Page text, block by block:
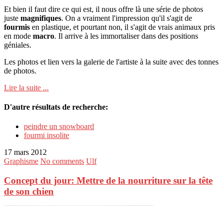
Et bien il faut dire ce qui est, il nous offre là une série de photos
juste magnifiques. On a vraiment l'impression qu'il s'agit de
fourmis en plastique, et pourtant non, il s'agit de vrais animaux pris
en mode macro. Il arrive à les immortaliser dans des positions
géniales.
Les photos et lien vers la galerie de l'artiste à la suite avec des tonnes
de photos.
Lire la suite ...
D'autre résultats de recherche:
peindre un snowboard
fourmi insolite
17 mars 2012
Graphisme No comments Ulf
Concept du jour: Mettre de la nourriture sur la tête
de son chien